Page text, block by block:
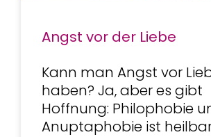
Angst vor der Liebe
Kann man Angst vor
haben? Ja, aber es gibt
Hoffnung: Philophobie
Anuptaphobie ist